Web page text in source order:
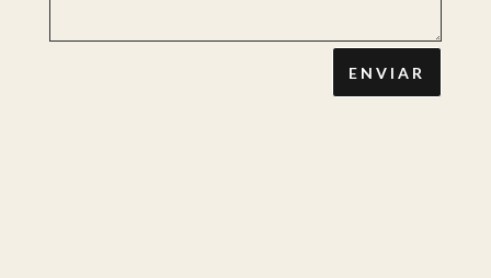
ENVIAR